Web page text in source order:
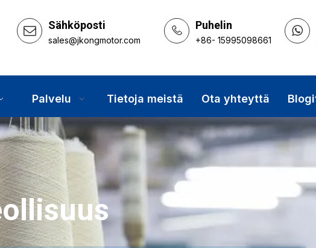
Sähköposti
sales@jkongmotor.com
Puhelin
+86- 15995098661
Palvelu Tietoja meistä Ota yhteyttä